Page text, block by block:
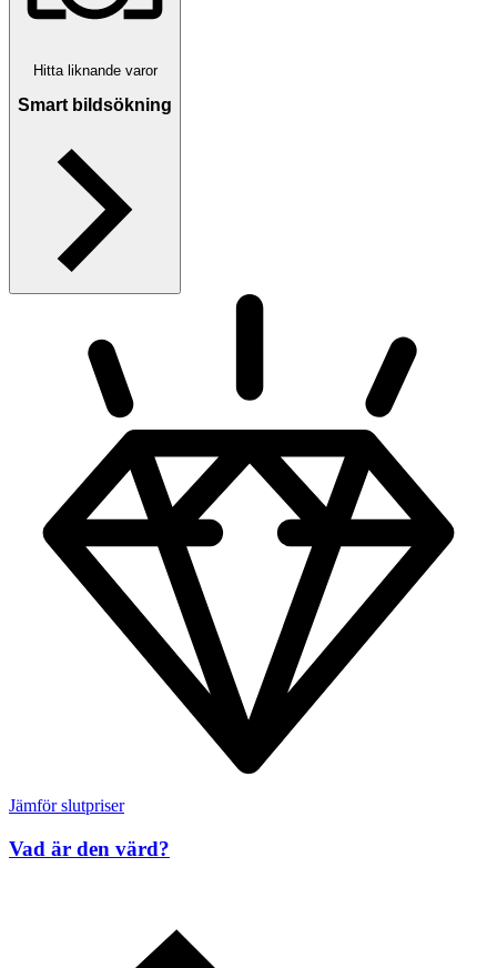
Hitta liknande varor
Smart bildsökning
Jämför slutpriser
Vad är den värd?